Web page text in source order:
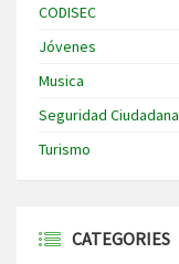
CODISEC
Jóvenes
Musica
Seguridad Ciudadana
Turismo
CATEGORIES